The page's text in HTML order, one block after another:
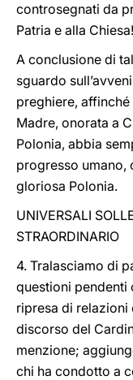
controsegnati da
Patria e alla Chiesa!
A conclusione di
sguardo
preghiere,
Madre, onorata a
Polonia, abbia
progresso umano,
gloriosa Polonia.
UNIVERSALI
STRAORDINARIO
4. Tralasciamo di
questioni pendenti
ripresa di relazioni
discorso del
menzione;
chi ha condotto a